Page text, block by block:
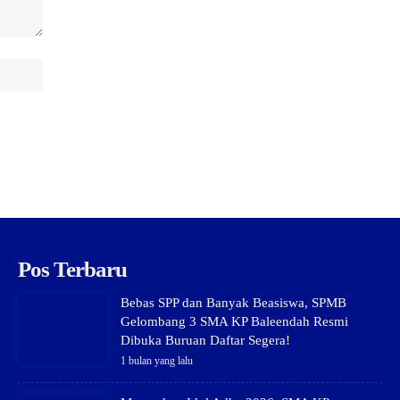
Pos Terbaru
Bebas SPP dan Banyak Beasiswa, SPMB
Gelombang 3 SMA KP Baleendah Resmi
Dibuka Buruan Daftar Segera!
1 bulan yang lalu